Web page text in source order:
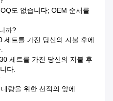
도 없습니다; OEM 순서를
까?
세트를 가진 당신의 지불 후에
세트를 가진 당신의 지불 후
다.
량을 위한 선적의 앞에